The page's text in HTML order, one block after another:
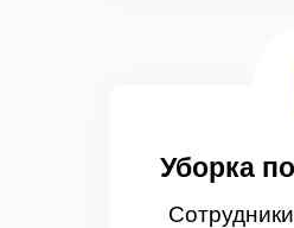
Уборка